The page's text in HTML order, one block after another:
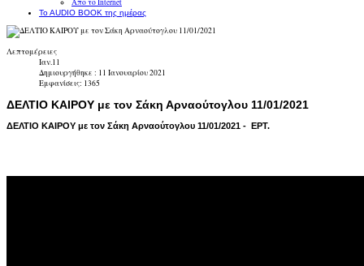
To AUDIO BOOK της ημέρας
Λεπτομέρειες
Ιαν.11
Δημιουργήθηκε : 11 Ιανουαρίου 2021
Εμφανίσεις: 1365
ΔΕΛΤΙΟ ΚΑΙΡΟΥ με τον Σάκη Αρναούτογλου 11/01/2021
ΔΕΛΤΙΟ ΚΑΙΡΟΥ με τον Σάκη Αρναούτογλου 11/01/2021 - ΕΡΤ.